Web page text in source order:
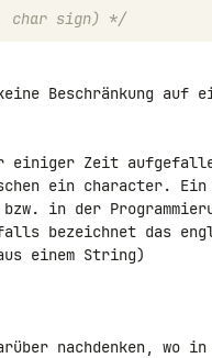
char sign) */
Beschränkung auf
einiger Zeit
ein character.
in der
bezeichnet das
einem String)
nachdenken, wo